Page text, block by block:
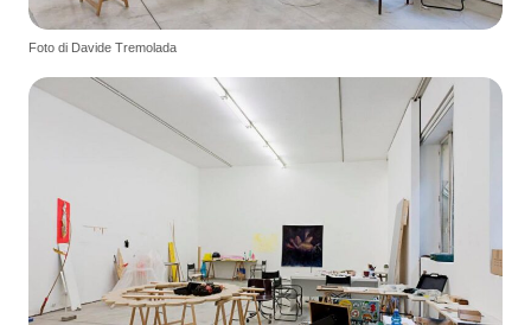
Foto di Davide Tremolada